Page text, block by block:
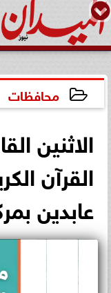
محافظات
الاثنين
القرآن
عابدين